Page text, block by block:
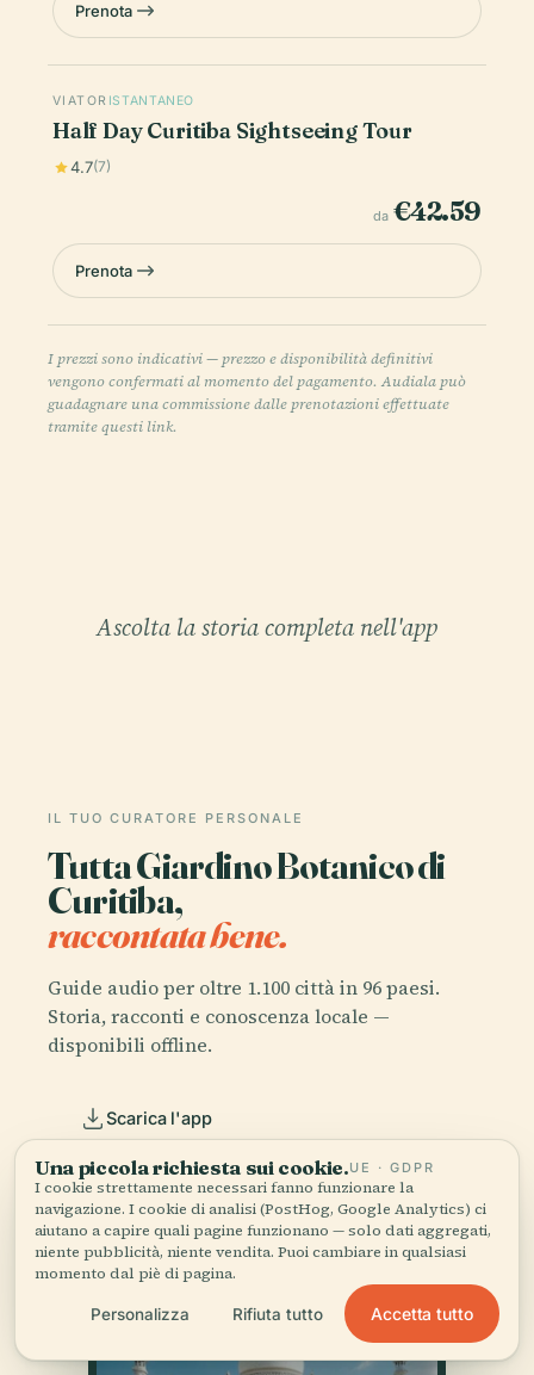
Prenota
VIATOR ISTANTANEO
Half Day Curitiba Sightseeing Tour
4.7(7)
da €42.59
Prenota
I prezzi sono indicativi — prezzo e disponibilità definitivi
vengono confermati al momento del pagamento. Audiala può
guadagnare una commissione dalle prenotazioni effettuate
tramite questi link.
Ascolta la storia completa nell'app
IL TUO CURATORE PERSONALE
Tutta Giardino Botanico di
Curitiba,
raccontata bene.
Guide audio per oltre 1.100 città in 96 paesi.
Storia, racconti e conoscenza locale —
disponibili offline.
Scarica l'app
Unisciti a oltre 50.000 viaggiatori
Una piccola richiesta sui cookie.UE · GDPR
I cookie strettamente necessari fanno funzionare la
navigazione. I cookie di analisi (PostHog, Google Analytics) ci
aiutano a capire quali pagine funzionano — solo dati aggregati,
niente pubblicità, niente vendita. Puoi cambiare in qualsiasi
momento dal piè di pagina.
Personalizza Rifiuta tutto Accetta tutto